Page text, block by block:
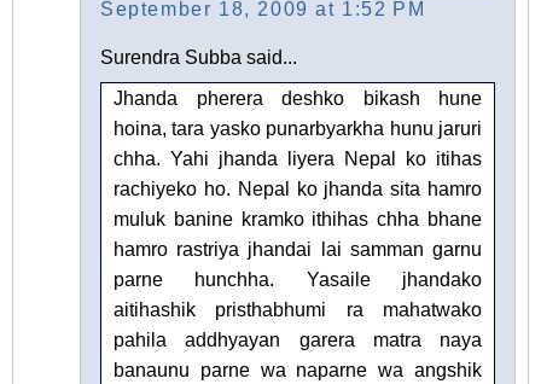
September 18, 2009 at 1:52 PM
Surendra Subba said...
Jhanda pherera deshko bikash hune
hoina, tara yasko punarbyarkha hunu jaruri
chha. Yahi jhanda liyera Nepal ko itihas
rachiyeko ho. Nepal ko jhanda sita hamro
muluk banine kramko ithihas chha bhane
hamro rastriya jhandai lai samman garnu
parne hunchha. Yasaile jhandako
aitihashik pristhabhumi ra mahatwako
pahila addhyayan garera matra naya
banaunu parne wa naparne wa angshik